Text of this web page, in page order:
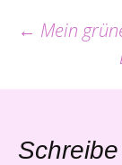
← Mein